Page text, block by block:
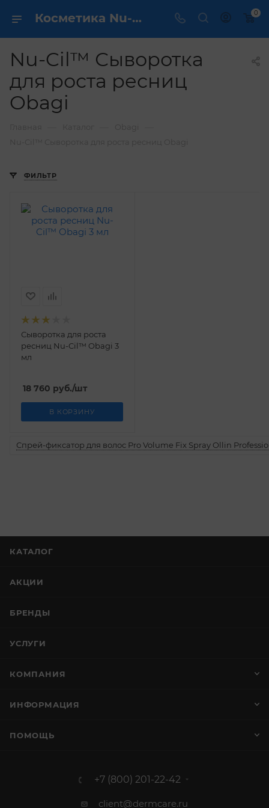
Косметика Nu-Cil™ Сыворотка для роста ресниц Obagi - купить в интернет магазине ✔️ по выгодной цене 0
Nu-Cil™ Сыворотка
для роста ресниц
Obagi
ФИЛЬТР
Сыворотка для роста
ресниц Nu-Cil™ Obagi 3
мл
18 760 руб./шт
В КОРЗИНУ
Спрей-фиксатор для волос Pro Volume Fix Spray Ollin
КАТАЛОГ
АКЦИИ
БРЕНДЫ
УСЛУГИ
КОМПАНИЯ
ИНФОРМАЦИЯ
ПОМОЩЬ
+7 (800) 201-22-42
client@dermcare.ru